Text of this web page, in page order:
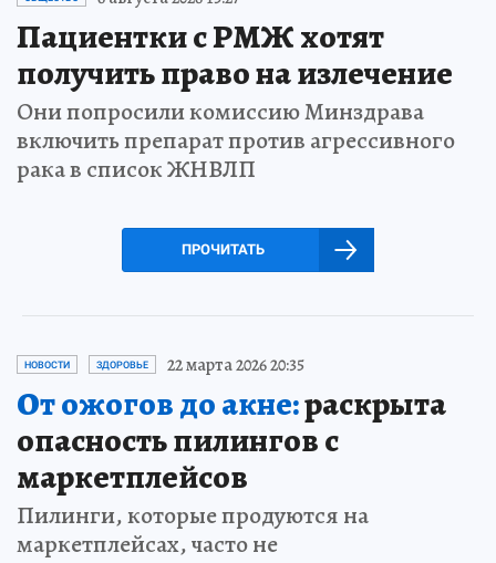
Пациентки с РМЖ хотят
получить право на излечение
Они попросили комиссию Минздрава
включить препарат против агрессивного
рака в список ЖНВЛП
ПРОЧИТАТЬ
НОВОСТИ ЗДОРОВЬЕ 22 марта 2026 20:35
От ожогов до акне:раскрыта
опасность пилингов с
маркетплейсов
Пилинги, которые продуются на
маркетплейсах, часто не